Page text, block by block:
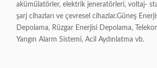
akümülatörler, elektrik jeneratörleri, voltaj-
şarj cihazları ve çevresel cihazlar.Güneş
Depolama, Rüzgar Enerjisi Depolama,
Yangın Alarm Sistemi, Acil Aydınlatma vb.